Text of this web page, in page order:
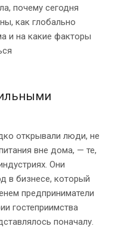
почему сегодня
как глобально
и на какие факторы
открывали люди, не
вне дома, — те,
Они
в бизнесе, который
предприниматели
гостеприимства
поначалу.